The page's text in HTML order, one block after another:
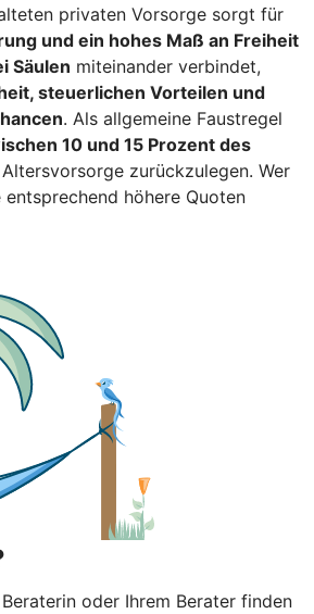
privaten Vorsorge sorgt für
und ein hohes Maß an Freiheit
Säulen miteinander verbindet,
steuerlichen Vorteilen und
. Als allgemeine Faustregel
10 und 15 Prozent des
zurückzulegen. Wer
höhere Quoten
oder Ihrem Berater finden